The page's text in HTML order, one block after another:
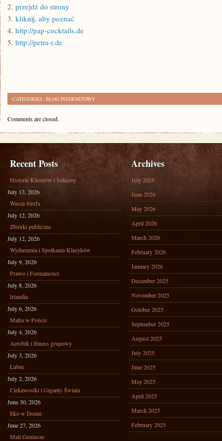
2. przejdź do strony
3. kliknij, aby poznać
4. http://pap-cocktails.de
5. http://petra-r.de
CATEGORIES: BLOG INTERNETOWY
Comments are closed.
Recent Posts
Historie Klientów i Sukcesy
July 13, 2026
Wasza Strefa
July 12, 2026
Zbiórki publiczne
July 12, 2026
Wydarzenia i Spotkania Klasyków
July 9, 2026
Prawo i Formalności
July 8, 2026
Irlandia
July 6, 2026
Mafia w Polsce
July 4, 2026
Aerobik i fitness grupowy
July 3, 2026
Lubin
July 2, 2026
Ciekawostki i Giganty Świata
June 30, 2026
Eko w Domu
June 27, 2026
Mali Geniusze
Archives
July 2026
June 2026
May 2026
April 2026
March 2026
February 2026
January 2026
December 2025
November 2025
October 2025
September 2025
August 2025
July 2025
June 2025
May 2025
April 2025
March 2025
February 2025